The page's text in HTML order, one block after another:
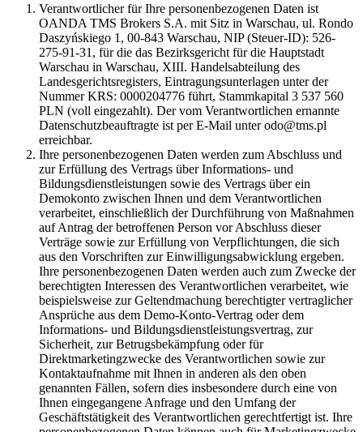
Verantwortlicher für Ihre personenbezogenen Daten ist
OANDA TMS Brokers S.A. mit Sitz in Warschau, ul. Rondo
Daszyńskiego 1, 00-843 Warschau, NIP (Steuer-ID): 526-
275-91-31, für die das Bezirksgericht für die Hauptstadt
Warschau in Warschau, XIII. Handelsabteilung des
Landesgerichtsregisters, Eintragungsunterlagen unter der
Nummer KRS: 0000204776 führt, Stammkapital 3 537 560
PLN (voll eingezahlt). Der vom Verantwortlichen ernannte
Datenschutzbeauftragte ist per E-Mail unter odo@tms.pl
erreichbar.
Ihre personenbezogenen Daten werden zum Abschluss und
zur Erfüllung des Vertrags über Informations- und
Bildungsdienstleistungen sowie des Vertrags über ein
Demokonto zwischen Ihnen und dem Verantwortlichen
verarbeitet, einschließlich der Durchführung von Maßnahmen
auf Antrag der betroffenen Person vor Abschluss dieser
Verträge sowie zur Erfüllung von Verpflichtungen, die sich
aus den Vorschriften zur Einwilligungsabwicklung ergeben.
Ihre personenbezogenen Daten werden auch zum Zwecke der
berechtigten Interessen des Verantwortlichen verarbeitet, wie
beispielsweise zur Geltendmachung berechtigter vertraglicher
Ansprüche aus dem Demo-Konto-Vertrag oder dem
Informations- und Bildungsdienstleistungsvertrag, zur
Sicherheit, zur Betrugsbekämpfung oder für
Direktmarketingzwecke des Verantwortlichen sowie zur
Kontaktaufnahme mit Ihnen in anderen als den oben
genannten Fällen, sofern dies insbesondere durch eine von
Ihnen eingegangene Anfrage und den Umfang der
Geschäftstätigkeit des Verantwortlichen gerechtfertigt ist. Ihre